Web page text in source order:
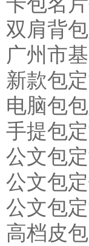
双肩背
广州市
新款包定
电脑包
手提包
公文包定
公文包
公文包
高档皮